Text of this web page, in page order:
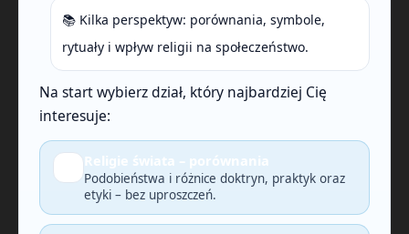
📚 Kilka perspektyw: porównania, symbole,
rytuały i wpływ religii na społeczeństwo.
Na start wybierz dział, który najbardziej Cię
interesuje:
Religie świata – porównania
Podobieństwa i różnice doktryn, praktyk oraz
etyki – bez uproszczeń.